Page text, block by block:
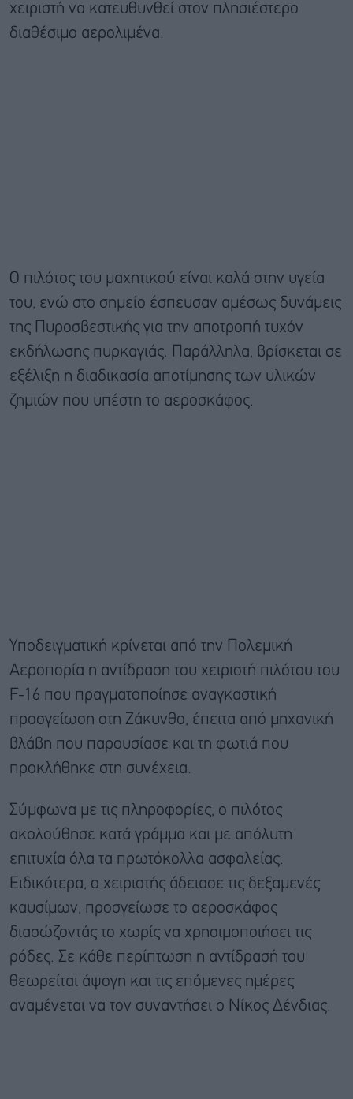
χειριστή να κατευθυνθεί στον πλησιέστερο
διαθέσιμο αερολιμένα.
Ο πιλότος του μαχητικού είναι καλά στην υγεία
του, ενώ στο σημείο έσπευσαν αμέσως δυνάμεις
της Πυροσβεστικής για την αποτροπή τυχόν
εκδήλωσης πυρκαγιάς. Παράλληλα, βρίσκεται σε
εξέλιξη η διαδικασία αποτίμησης των υλικών
ζημιών που υπέστη το αεροσκάφος.
Υποδειγματική κρίνεται από την Πολεμική
Αεροπορία η αντίδραση του χειριστή πιλότου του
F-16 που πραγματοποίησε αναγκαστική
προσγείωση στη Ζάκυνθο, έπειτα από μηχανική
βλάβη που παρουσίασε και τη φωτιά που
προκλήθηκε στη συνέχεια.
Σύμφωνα με τις πληροφορίες, ο πιλότος
ακολούθησε κατά γράμμα και με απόλυτη
επιτυχία όλα τα πρωτόκολλα ασφαλείας.
Ειδικότερα, ο χειριστής άδειασε τις δεξαμενές
καυσίμων, προσγείωσε το αεροσκάφος
διασώζοντάς το χωρίς να χρησιμοποιήσει τις
ρόδες. Σε κάθε περίπτωση η αντίδρασή του
θεωρείται άψογη και τις επόμενες ημέρες
αναμένεται να τον συναντήσει ο Νίκος Δένδιας.